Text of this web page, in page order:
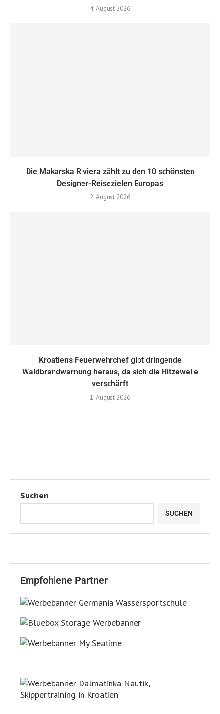
4. August 2026
Die Makarska Riviera zählt zu den 10 schönsten
Designer-Reisezielen Europas
2. August 2026
Kroatiens Feuerwehrchef gibt dringende
Waldbrandwarnung heraus, da sich die Hitzewelle
verschärft
1. August 2026
Suchen
SUCHEN
Empfohlene Partner